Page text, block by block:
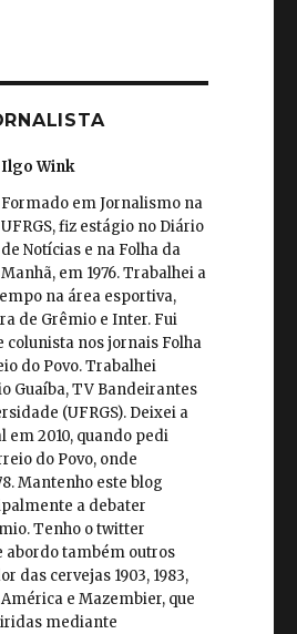
Ilgo Wink
Formado em Jornalismo na
UFRGS, fiz estágio no Diário
de Notícias e na Folha da
Manhã, em 1976. Trabalhei a
na área esportiva,
de Grêmio e Inter. Fui
colunista nos jornais Folha
do Povo. Trabalhei
Guaíba, TV Bandeirantes
(UFRGS). Deixei a
2010, quando pedi
do Povo, onde
Mantenho este blog
a debater
Tenho o twitter
abordo também outros
das cervejas 1903, 1983,
e Mazembier, que
mediante